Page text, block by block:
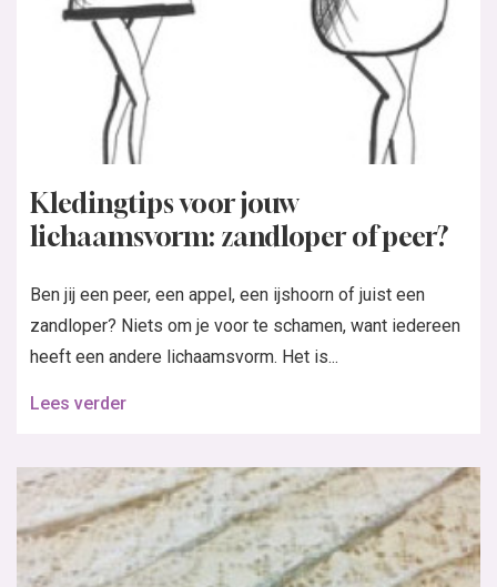
Kledingtips voor jouw
lichaamsvorm: zandloper of peer?
Ben jij een peer, een appel, een ijshoorn of juist een
zandloper? Niets om je voor te schamen, want iedereen
heeft een andere lichaamsvorm. Het is...
Lees verder